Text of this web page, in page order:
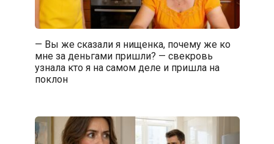
— Вы же сказали я нищенка, почему же ко
мне за деньгами пришли? — свекровь
узнала кто я на самом деле и пришла на
поклон